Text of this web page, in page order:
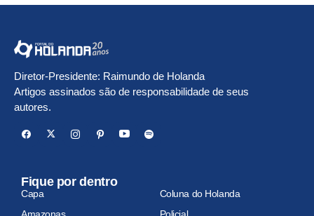
Diretor-Presidente: Raimundo de Holanda
Artigos assinados são de responsabilidade de seus
autores.
Fique por dentro
Capa
Coluna do Holanda
Amazonas
Policial